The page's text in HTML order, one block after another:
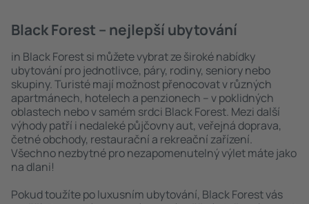
Black Forest – nejlepší ubytování
in Black Forest si můžete vybrat ze široké nabídky
ubytování pro jednotlivce, páry, rodiny, seniory nebo
skupiny. Turisté mají možnost přenocovat v různých
apartmánech, hotelech a penzionech – v poklidných
oblastech nebo v samém srdci Black Forest. Mezi další
výhody patří i nedaleké půjčovny aut, veřejná doprava,
četné obchody, restaurační a rekreační zařízení.
Všechno nezbytné pro nezapomenutelný výlet máte jako
na dlani!
Pokud toužíte po luxusním ubytování, Black Forest vás